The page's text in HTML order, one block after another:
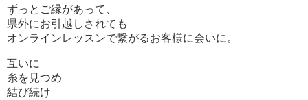
ずっとご縁があって、
県外にお引越しされても
オンラインレッスンで繋がるお客様に会いに。
互いに
糸を見つめ
結び続け